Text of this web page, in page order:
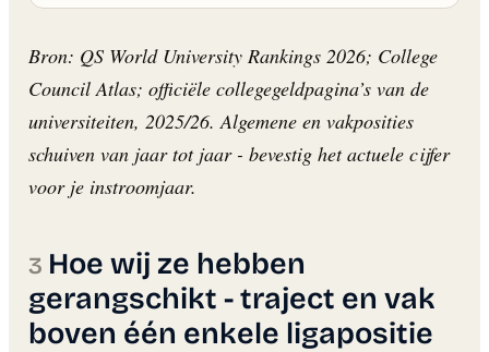
Bron: QS World University Rankings 2026; College
Council Atlas; officiële collegegeldpagina’s van de
universiteiten, 2025/26. Algemene en vakposities
schuiven van jaar tot jaar - bevestig het actuele cijfer
voor je instroomjaar.
Hoe wij ze hebben
gerangschikt - traject en vak
boven één enkele ligapositie